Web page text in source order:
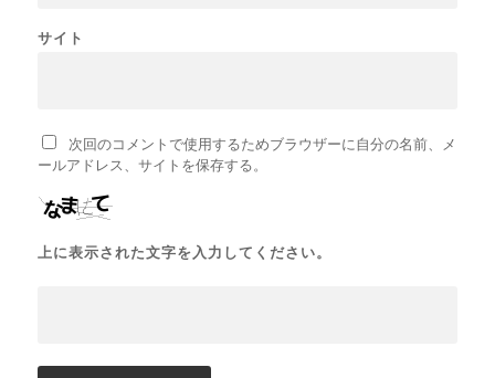
サイト
次回のコメントで使用するためブラウザーに自分の名前、メ
ールアドレス、サイトを保存する。
上に表示された文字を入力してください。